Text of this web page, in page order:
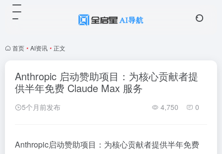
首页 • AI资讯 • 正文
Anthropic 启动赞助项目：为核心贡献者提
供半年免费 Claude Max 服务
5个月前发布 4,750 0
Anthropic启动赞助项目：为核心贡献者提供半年免费